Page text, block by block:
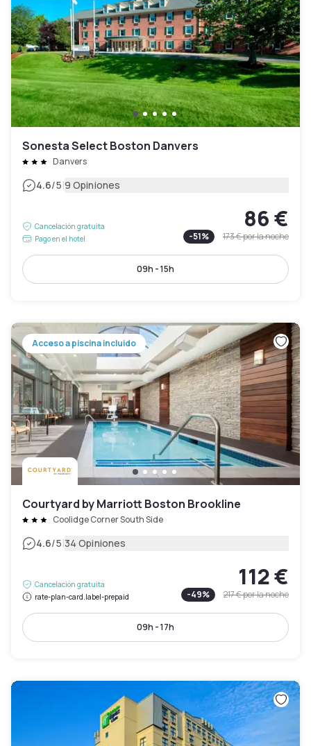
Sonesta Select Boston Danvers
Danvers
4.6/5|9 Opiniones
Cancelación gratuita
Pago en el hotel
86 €
-51% 173 €por la noche
09h - 15h
Acceso a piscina incluido
Courtyard by Marriott Boston Brookline
Coolidge Corner South Side
4.6/5|34 Opiniones
Cancelación gratuita
rate-plan-card.label-prepaid
112 €
-49% 217 €por la noche
09h - 17h